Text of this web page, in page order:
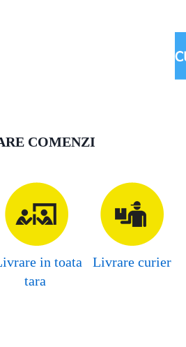
COMENZI
in toata
tara
Livrare curier